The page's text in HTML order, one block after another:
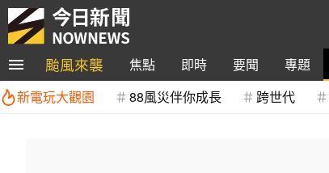
颱風來襲 焦點 即時 要聞 專題
新電玩大觀園
88風災伴你成長 跨世代